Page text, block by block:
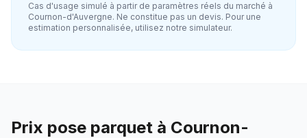
Cas d'usage simulé à partir de paramètres réels du marché à
Cournon-d'Auvergne. Ne constitue pas un devis. Pour une
estimation personnalisée, utilisez notre simulateur.
Prix pose parquet à Cournon-